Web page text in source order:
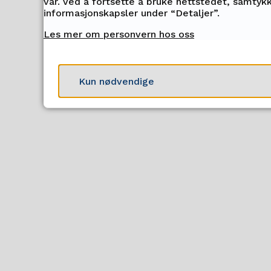
informasjonskapsler under “Detaljer”.
Les mer om personvern hos oss
Kun nødvendige